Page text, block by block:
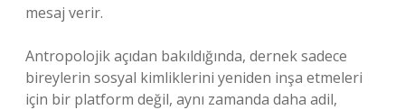
mesaj verir.
Antropolojik açıdan bakıldığında, dernek sadece
bireylerin sosyal kimliklerini yeniden inşa etmeleri
için bir platform değil, aynı zamanda daha adil,